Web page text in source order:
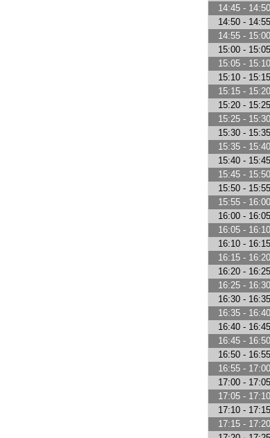
14:45 - 14:50
14:50 - 14:55
14:55 - 15:00
15:00 - 15:05
15:05 - 15:10
15:10 - 15:15
15:15 - 15:20
15:20 - 15:25
15:25 - 15:30
15:30 - 15:35
15:35 - 15:40
15:40 - 15:45
15:45 - 15:50
15:50 - 15:55
15:55 - 16:00
16:00 - 16:05
16:05 - 16:10
16:10 - 16:15
16:15 - 16:20
16:20 - 16:25
16:25 - 16:30
16:30 - 16:35
16:35 - 16:40
16:40 - 16:45
16:45 - 16:50
16:50 - 16:55
16:55 - 17:00
17:00 - 17:05
17:05 - 17:10
17:10 - 17:15
17:15 - 17:20